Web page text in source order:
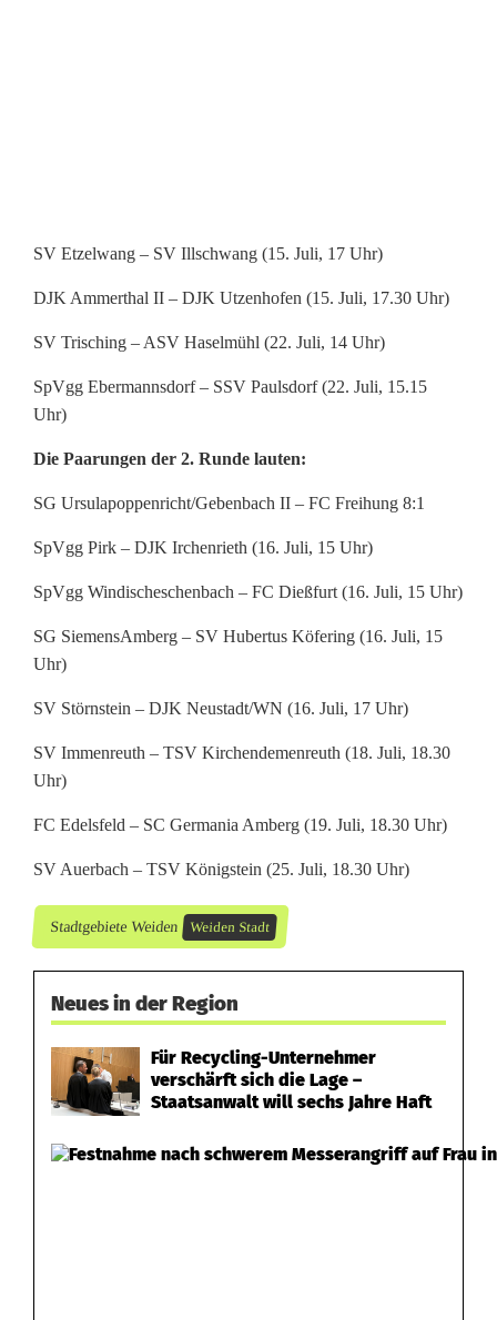
R
u
n
d
e
s
t
e
h
e
n
SV Etzelwang – SV Illschwang (15. Juli, 17 Uhr)
DJK Ammerthal II – DJK Utzenhofen (15. Juli, 17.30 Uhr)
SV Trisching – ASV Haselmühl (22. Juli, 14 Uhr)
SpVgg Ebermannsdorf – SSV Paulsdorf (22. Juli, 15.15
Uhr)
Die Paarungen der 2. Runde lauten:
SG Ursulapoppenricht/Gebenbach II – FC Freihung 8:1
SpVgg Pirk – DJK Irchenrieth (16. Juli, 15 Uhr)
SpVgg Windischeschenbach – FC Dießfurt (16. Juli, 15 Uhr)
SG SiemensAmberg – SV Hubertus Köfering (16. Juli, 15
Uhr)
SV Störnstein – DJK Neustadt/WN (16. Juli, 17 Uhr)
SV Immenreuth – TSV Kirchendemenreuth (18. Juli, 18.30
Uhr)
FC Edelsfeld – SC Germania Amberg (19. Juli, 18.30 Uhr)
SV Auerbach – TSV Königstein (25. Juli, 18.30 Uhr)
Stadtgebiete Weiden Weiden Stadt
Neues in der Region
Für Recycling-Unternehmer
verschärft sich die Lage –
Staatsanwalt will sechs Jahre Haft